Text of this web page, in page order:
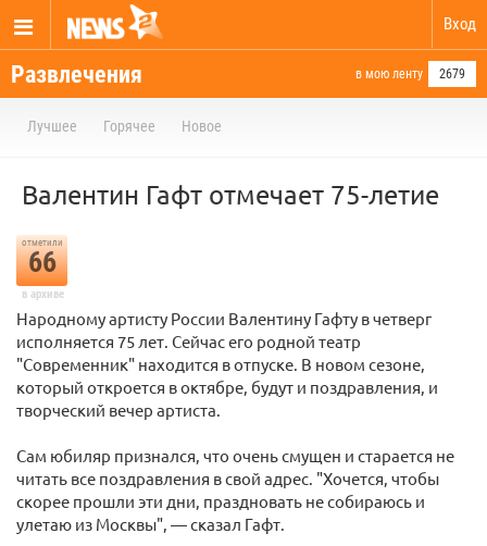
Вход
Развлечения в мою ленту 2679
Лучшее Горячее Новое
Валентин Гафт отмечает 75-летие
отметили
66
в архиве
Народному артисту России Валентину Гафту в четверг
исполняется 75 лет. Сейчас его родной театр
"Современник" находится в отпуске. В новом сезоне,
который откроется в октябре, будут и поздравления, и
творческий вечер артиста.
Сам юбиляр признался, что очень смущен и старается не
читать все поздравления в свой адрес. "Хочется, чтобы
скорее прошли эти дни, праздновать не собираюсь и
улетаю из Москвы", — сказал Гафт.